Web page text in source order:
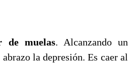
de muelas. Alcanzando un
la depresión. Es caer al